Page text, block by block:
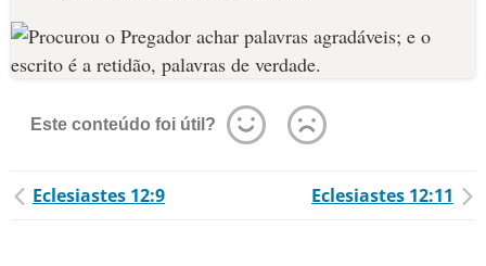
Este conteúdo foi útil?
Eclesiastes 12:9 Eclesiastes 12:11